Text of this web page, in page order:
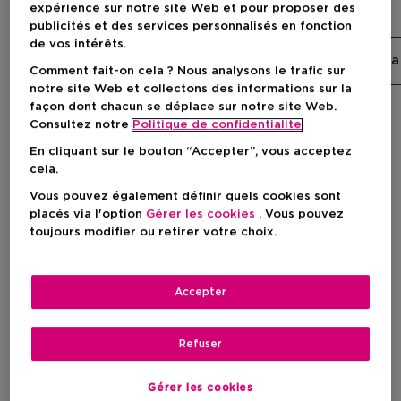
Q By Dolce & Gabbana
Q By Dolce & Gabbana
2 Résultats
expérience sur notre site Web et pour proposer des
publicités et des services personnalisés en fonction
de vos intérêts.
Comment fait-on cela ? Nous analysons le trafic sur
notre site Web et collectons des informations sur la
façon dont chacun se déplace sur notre site Web.
Consultez notre Politique de confidentialite
En cliquant sur le bouton “Accepter”, vous acceptez
cela.
Vous pouvez également définir quels cookies sont
placés via l'option Gérer les cookies . Vous pouvez
toujours modifier ou retirer votre choix.
Gérer les cookies
Refuser
Accepter